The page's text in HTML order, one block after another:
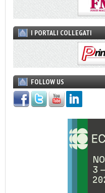
I PORTALI COLLEGATI
FOLLOW US